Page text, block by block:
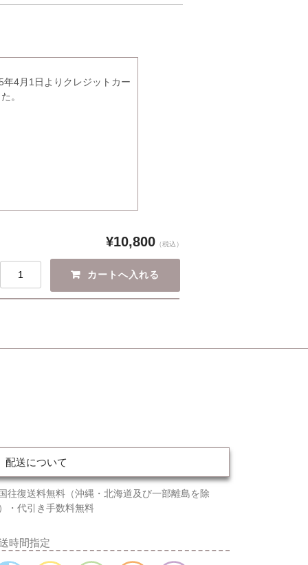
4月1日よりクレジットカー
。
¥10,800 （税込）
配送について
往復送料無料（沖縄・北海道及び一部離島を除
・代引き手数料無料
時間指定